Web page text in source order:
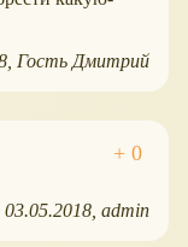
Гость Дмитрий
03.05.2018 admin